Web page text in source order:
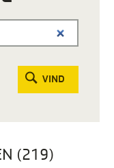
VIND
(219)